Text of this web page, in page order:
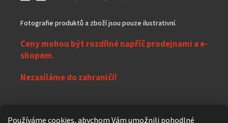
Používáme cookies, abychom Vám umožnili pohodlné
Fotografie produktů a zboží jsou pouze ilustrativní.
Ceny mohou být rozdílné napříč prodejnami a e-
shopem.
Nezasíláme do zahraničí!